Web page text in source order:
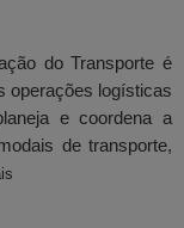
do Transporte é
operações logísticas
e coordena a
de transporte,